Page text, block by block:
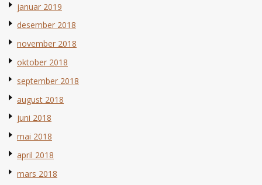
januar 2019
desember 2018
november 2018
oktober 2018
september 2018
august 2018
juni 2018
mai 2018
april 2018
mars 2018